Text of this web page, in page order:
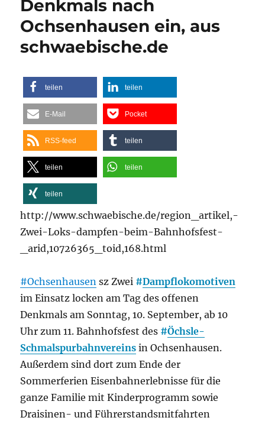
Denkmals nach
Ochsenhausen ein, aus
schwaebische.de
teilen teilen
E-Mail Pocket
RSS-feed teilen
teilen teilen
teilen
http://www.schwaebische.de/region_artikel,-
Zwei-Loks-dampfen-beim-Bahnhofsfest-
_arid,10726365_toid,168.html
#Ochsenhausen sz Zwei #Dampflokomotiven
im Einsatz locken am Tag des offenen
Denkmals am Sonntag, 10. September, ab 10
Uhr zum 11. Bahnhofsfest des #Öchsle-
Schmalspurbahnvereins in Ochsenhausen.
Außerdem sind dort zum Ende der
Sommerferien Eisenbahnerlebnisse für die
ganze Familie mit Kinderprogramm sowie
Draisinen- und Führerstandsmitfahrten